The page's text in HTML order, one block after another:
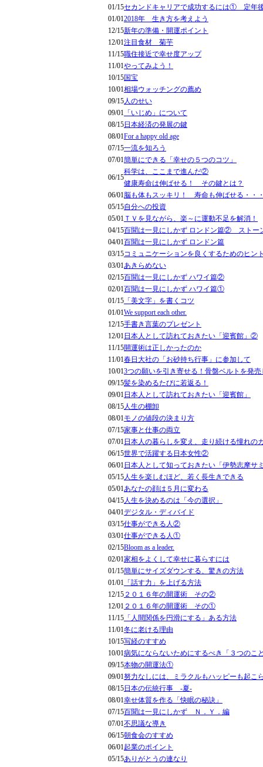
01/15セカンドキャリアで成功するには① 定年
01/012018年 生き方を考えよう
12/15新年の準備・開運ポイント
12/01注目食材 菊芋
11/15職住接近で幸せ度アップ
11/01やってみよう！
10/15国宝
10/01相場ウォッチングの薦め
09/15人のせい
09/01 「いじめ」について
08/15日本経済の発展の鍵
08/01For a happy old age
07/15一流を知ろう
07/01簡単にできる「幸せの５つのコツ」
06/15
科学は、ここまで進んだ②
健康寿命は伸ばせる！ その鍵とは？
06/01脳も体もスッキリ！ 寿命も伸ばせる・・
05/15自分への投資
05/01 ＴＶを見ながら、楽～に運動不足を解消！
04/15百聞は一見にしかず ロンドン篇② ストー
04/01百聞は一見にしかず ロンドン篇
03/15コミュニケーションを良くするためのヒン
03/01あきらめない
02/15百聞は一見にしかず ハワイ篇②
02/01百聞は一見にしかず ハワイ篇①
01/15 「美文字」を書くコツ
01/01We support each other.
12/15手書き言葉のプレゼント
12/01日本人として訪れておきたい「迎賓館」②
11/15開運術は正しかったのか
11/01春日大社の「お砂持ち行事」に参加して
10/013つの願いを引き寄せる！骨盤ベルトを発
09/15髪を染めるたびに若返る！
09/01日本人として訪れておきたい「迎賓館」
08/15人生の棚卸
08/01モノの値段の決まり方
07/15家事と仕事の両立
07/01日本人の暮らしを変え、走り続ける憧れの
06/15世界で活躍する日本女性②
06/01日本人として知っておきたい「伊勢志摩サ
05/15人生を楽しむほど、若く長生きできる
05/01あなたの顔は５月に変わる
04/15人生を決めるのは「今の選択」
04/01デジタル・ディバイド
03/15仕事ができる人②
03/01仕事ができる人①
02/15Bloom as a leader.
02/01家相をよくして幸せに暮らすには
01/15簡単にサイズダウンする、驚きの方法
01/01 「話す力」を上げる方法
12/15 ２０１６年の開運術 その②
12/01 ２０１６年の開運術 その①
11/15 「人間関係を円滑にする」ある方法
11/01冬に老ける理由
10/15写経のすすめ
10/01病気にならないためにするべき「３つのこ
09/15本物の開運法①
09/01努力なしには、ミラクルもハッピーも起こ
08/15日本の伝統行事 -夏-
08/01幸せ体質を作る「快眠の秘訣」
07/15百聞は一見にしかず Ｎ．Ｙ．編
07/01不思議な導き
06/15朝食会のすすめ
06/01起業のポイント
05/15ありがとうの連なり